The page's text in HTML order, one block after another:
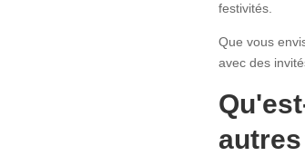
festivités.
Que vous
avec des